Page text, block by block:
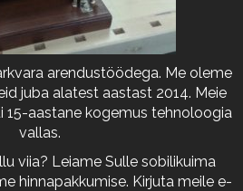
arendustöödega. Me oleme
juba alatest aastast 2014. Meie
15-aastane kogemus tehnoloogia
vallas.
viia? Leiame Sulle sobilikuima
hinnapakkumise. Kirjuta meile e-